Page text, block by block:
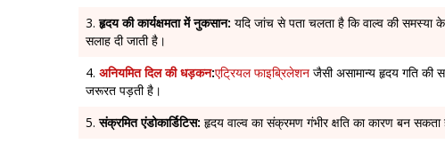
हृदय की कार्यक्षमता में नुकसान: यदि जांच से पता चलता है कि वाल्व की समस्या
सलाह दी जाती है।
अनियमित दिल की धड़कन:एट्रियल फाइब्रिलेशन जैसी असामान्य हृदय गति की
जरूरत पड़ती है।
संक्रमित एंडोकार्डिटिस: हृदय वाल्व का संक्रमण गंभीर क्षति का कारण बन सकता